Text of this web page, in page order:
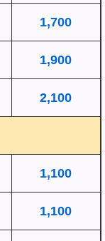
1,700
1,900
2,100
1,100
1,100